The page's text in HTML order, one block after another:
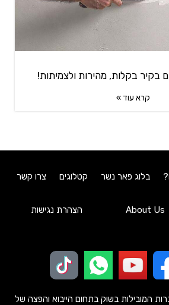
בקיר בקלות, מהירות ולצמיתות!
קרא עוד »
בלוג פאר נשר קטלוגים צרו קשר
About Us הצהרת נגישות
המובילות בשוק בתחום הייבוא והפצה של